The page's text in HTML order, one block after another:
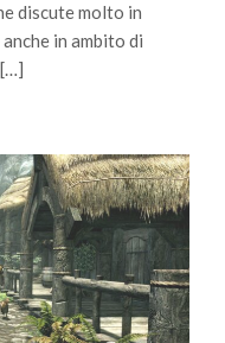
discute molto in
in ambito di
[…]